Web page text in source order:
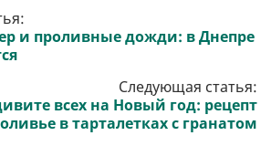
и проливные дожди: в Днепре
Следующая статья:
всех на Новый год: рецепт
в тарталетках с гранатом